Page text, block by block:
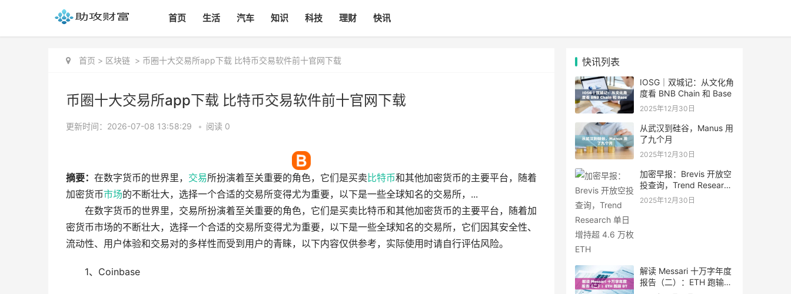
首页 生活 汽车 知识 科技 理财 快讯
首页 > 区块链 > 币圈十大交易所app下载 比特币交易软件前十官网下载
币圈十大交易所app下载 比特币交易软件前十官网下载
更新时间：2026-07-08 13:58:29 • 阅读 0
摘要： 在数字货币的世界里， 交易所扮演着至关重要的角色，它们是买卖 比特币和其他加密货币的主要平台，随着
加密货币市场的不断壮大，选择一个合适的交易所变得尤为重要，以下是一些全球知名的交易所，...
在数字货币的世界里，交易所扮演着至关重要的角色，它们是买卖比特币和其他加密货币的主要平台，随着加
密货币市场的不断壮大，选择一个合适的交易所变得尤为重要，以下是一些全球知名的交易所，它们因其安全性、
流动性、用户体验和交易对的多样性而受到用户的青睐，以下内容仅供参考，实际使用时请自行评估风险。
1、Coinbase
快讯列表
IOSG｜双城记：从文化角
度看 BNB Chain 和 Base
2025年12月30日
从武汉到硅谷，Manus 用
了九个月
2025年12月30日
加密早报：Brevis 开放空
投查询，Trend Research
单日增持超 4.6 万枚 ETH
2025年12月30日
解读 Messari 十万字年度
报告（二）：ETH 跑输